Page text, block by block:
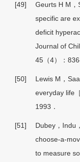
[49]
Geurts H M，
specific are
deficit
Journal of
45（4）：
[50]
Lewis M，
everyday life
1993．
[51]
Dubey，Indu
choose-a-
to measure